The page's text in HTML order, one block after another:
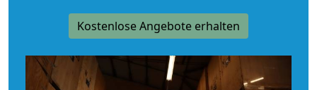
Kostenlose Angebote erhalten